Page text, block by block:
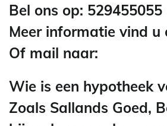
Bel ons op: 529455055
Meer informatie vind u
Of mail naar:
Wie is een hypotheek
Zoals Sallands Goed,